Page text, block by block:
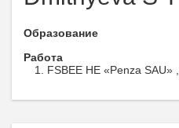
Образование
Работа
FSBEE HE «Penza SAU» ,